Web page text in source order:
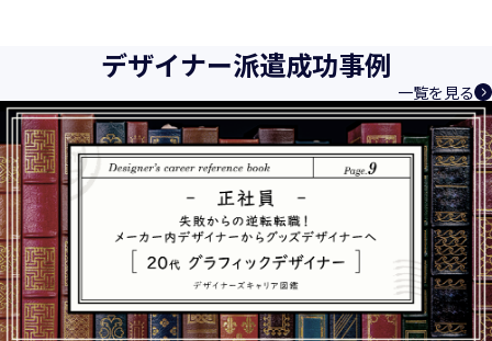
デザイナー派遣成功事例
一覧を見る